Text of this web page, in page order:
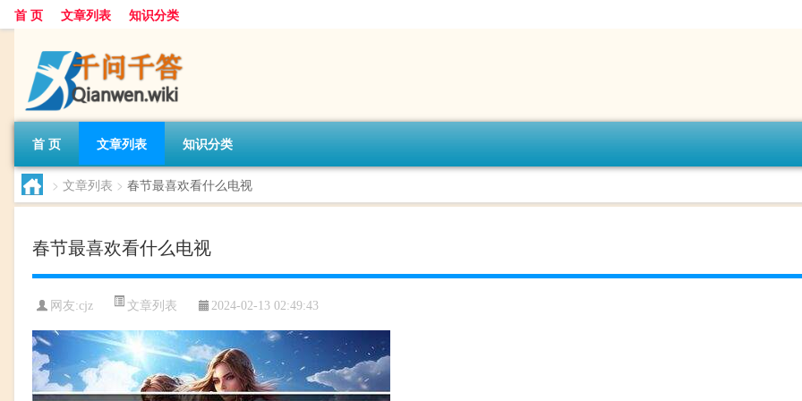
首 页 文章列表 知识分类
首 页 文章列表 知识分类
> 文章列表 > 春节最喜欢看什么电视
春节最喜欢看什么电视
网友:cjz 文章列表 2024-02-13 02:49:43